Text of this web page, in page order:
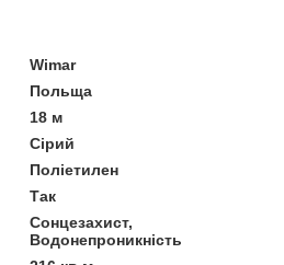
Wimar
Польща
18 м
Сірий
Поліетилен
Так
Сонцезахист,
Водонепроникність